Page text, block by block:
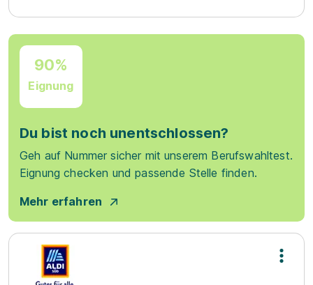
90%
Eignung
Du bist noch unentschlossen?
Geh auf Nummer sicher mit unserem Berufswahltest.
Eignung checken und passende Stelle finden.
Mehr erfahren